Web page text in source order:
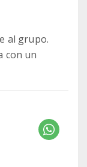
al grupo.
con un